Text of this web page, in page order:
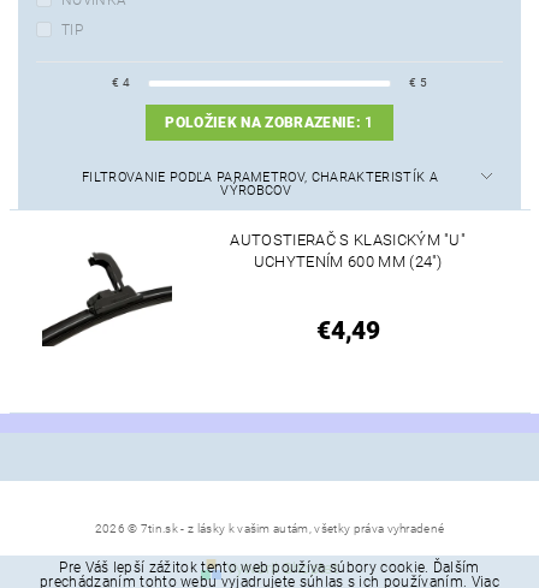
TIP
€ 4 € 5
POLOŽIEK NA ZOBRAZENIE: 1
FILTROVANIE PODĽA PARAMETROV, CHARAKTERISTÍK A
VÝROBCOV
AUTOSTIERAČ S KLASICKÝM "U"
UCHYTENÍM 600 MM (24")
€4,49
2026 © 7tin.sk - z lásky k vašim autám, všetky práva vyhradené
Vytvoril Shoptet
Pre Váš lepší zážitok tento web používa súbory cookie. Ďalším
prechádzaním tohto webu vyjadrujete súhlas s ich používaním. Viac